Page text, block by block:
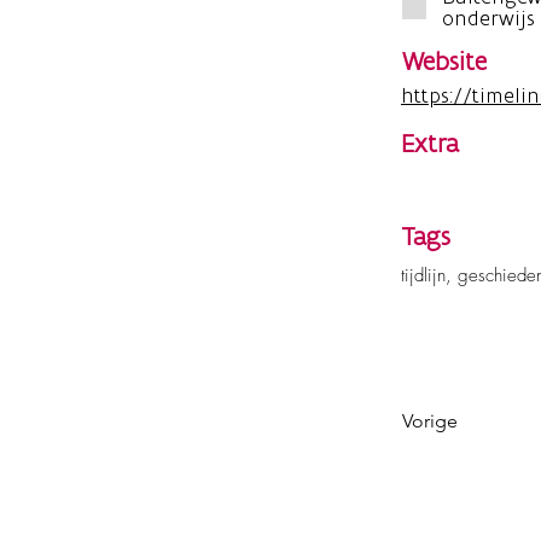
onderwijs
Website
https://
Extra
Tags
tijdlijn,
Vorige